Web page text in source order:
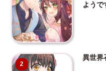
ようで
2
異世界